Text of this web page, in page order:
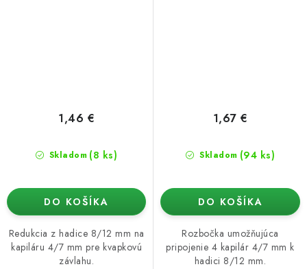
Skladom (8 ks)
1,46 €
DO KOŠÍKA
Redukcia z hadice 8/12 mm na
kapiláru 4/7 mm pre kvapkovú
závlahu.
Skladom (94 ks)
1,67 €
DO KOŠÍKA
Rozbočka umožňujúca
pripojenie 4 kapilár 4/7 mm k
hadici 8/12 mm.